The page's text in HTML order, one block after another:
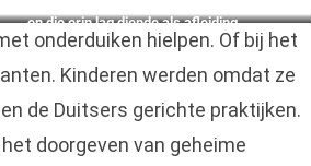
en die erin lag diende als afleiding
onderduiken hielpen. Of bij het
Kinderen werden omdat ze
de Duitsers gerichte praktijken.
doorgeven van geheime